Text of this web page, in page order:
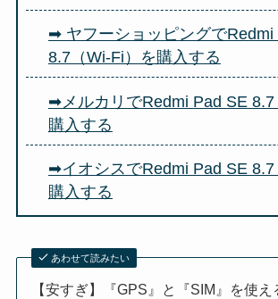
➡ ヤフーショッピングでRedmi
8.7（Wi-Fi）を購入する
➡メルカリでRedmi Pad SE 8.7
購入する
➡イオシスでRedmi Pad SE 8.7
購入する
あわせて読みたい
【安すぎ】『GPS』と『SIM』を使え